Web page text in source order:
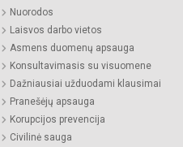
Nuorodos
Laisvos darbo vietos
Asmens duomenų apsauga
Konsultavimasis su visuomene
Dažniausiai užduodami klausimai
Pranešėjų apsauga
Korupcijos prevencija
Civilinė sauga